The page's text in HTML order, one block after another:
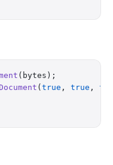
(bytes);
( true , true ,